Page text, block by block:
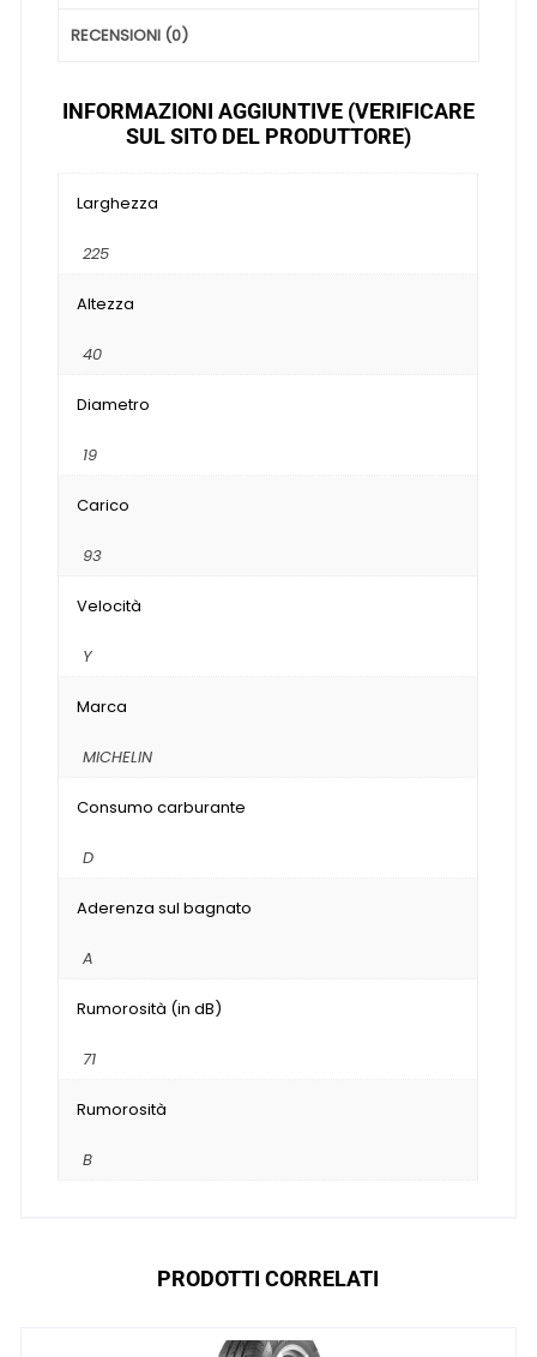
RECENSIONI (0)
INFORMAZIONI AGGIUNTIVE (VERIFICARE
SUL SITO DEL PRODUTTORE)
Larghezza
225
Altezza
40
Diametro
19
Carico
93
Velocità
Y
Marca
MICHELIN
Consumo carburante
D
Aderenza sul bagnato
A
Rumorosità (in dB)
71
Rumorosità
B
PRODOTTI CORRELATI